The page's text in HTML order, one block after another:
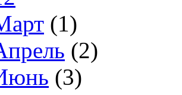
(1)
(2)
(3)